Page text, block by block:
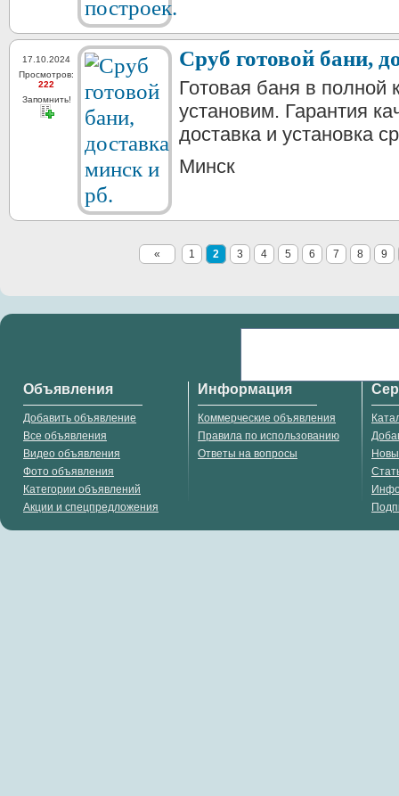
17.10.2024
Просмотров:
222
Запомнить!
Сруб готовой бани,
Готовая баня в полной
установим. Гарантия
доставка и установка
Минск
« 1 2 3 4 5 6 7 8 9
Объявления
Добавить объявление
Все объявления
Видео объявления
Фото объявления
Категории объявлений
Акции и спецпредложения
Информация
Коммерческие объявления
Правила по использованию
Ответы на вопросы